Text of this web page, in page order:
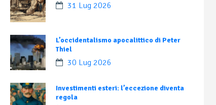
31 Lug 2026
L’occidentalismo apocalittico di Peter
Thiel
30 Lug 2026
Investimenti esteri: l’eccezione diventa
regola